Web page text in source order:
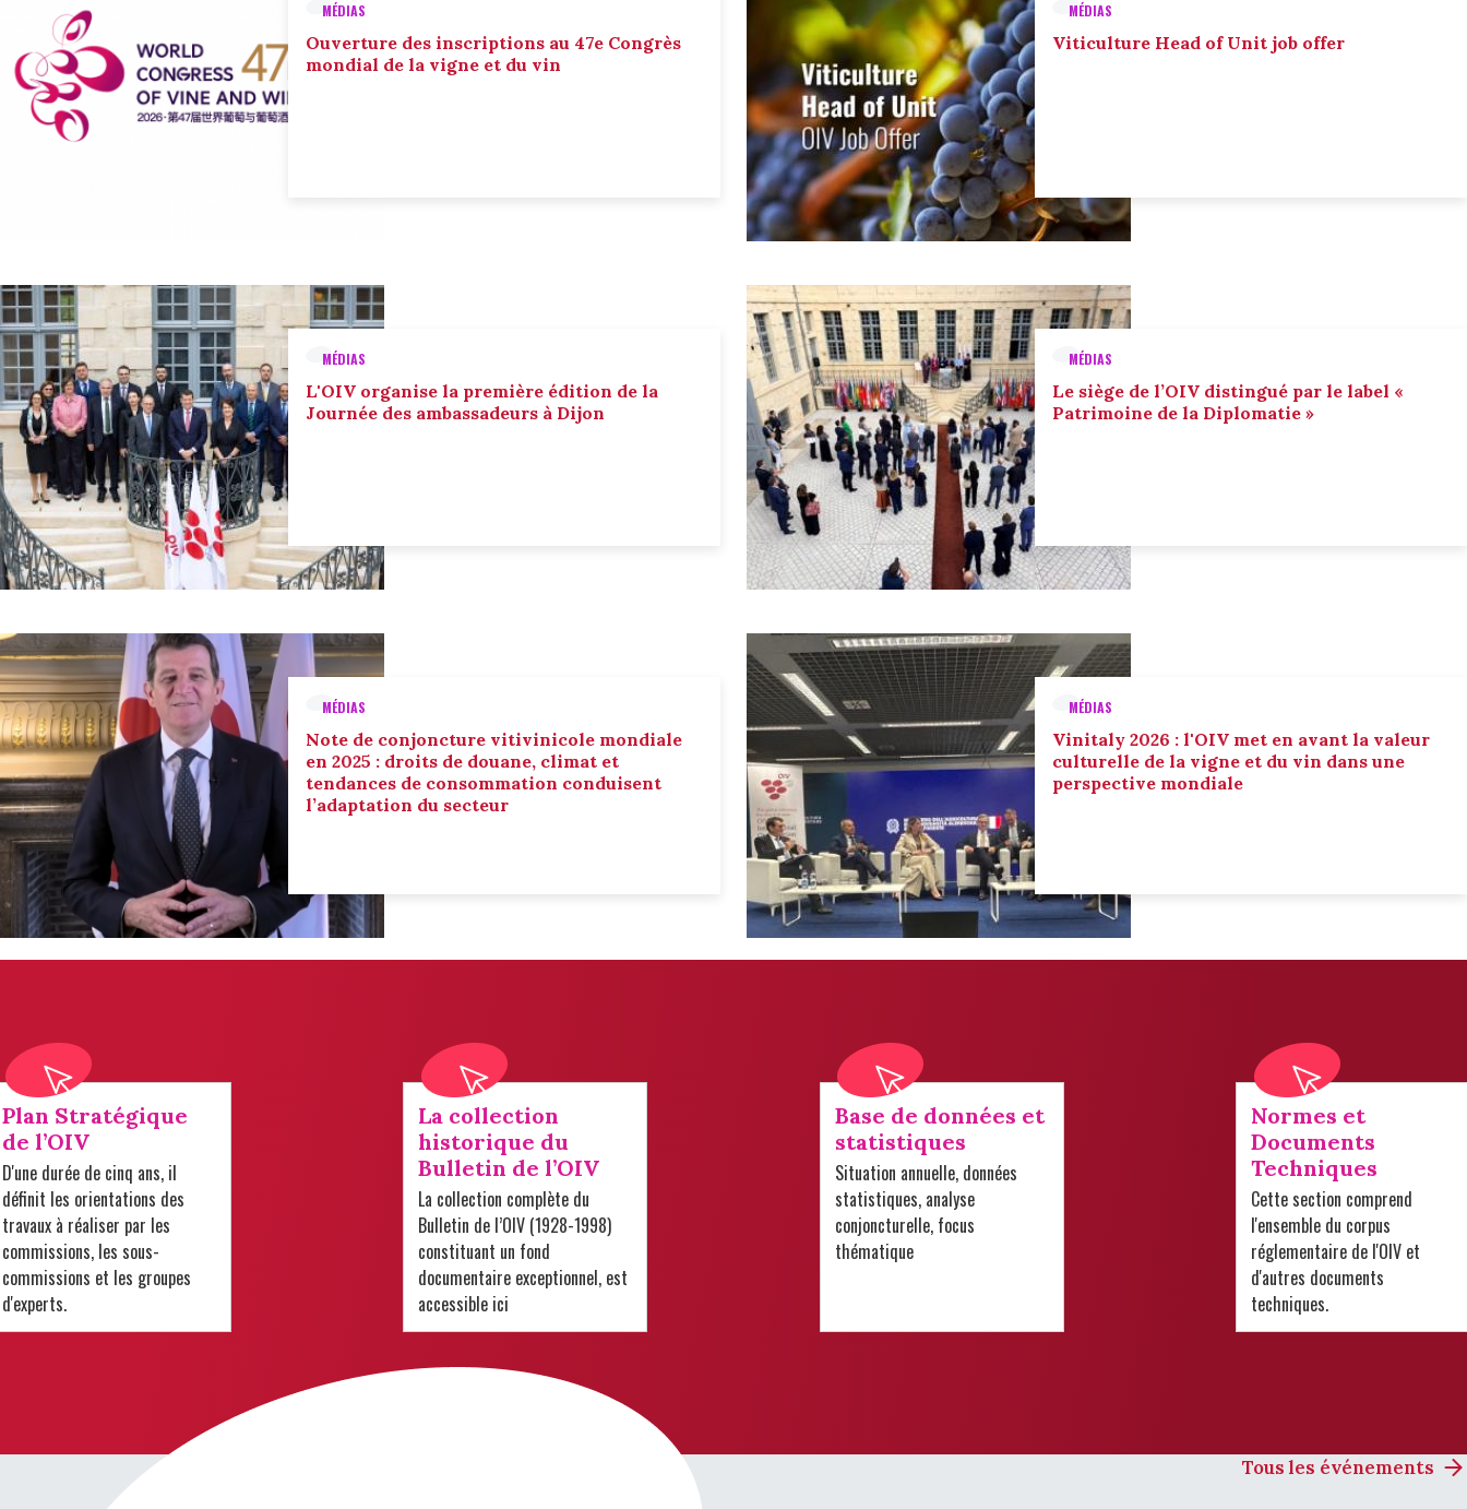
MÉDIAS
Ouverture des inscriptions au 47e Congrès
mondial de la vigne et du vin
MÉDIAS
Viticulture Head of Unit job offer
MÉDIAS
L'OIV organise la première édition de la
Journée des ambassadeurs à Dijon
MÉDIAS
Le siège de l’OIV distingué par le label «
Patrimoine de la Diplomatie »
MÉDIAS
Note de conjoncture vitivinicole mondiale
en 2025 : droits de douane, climat et
tendances de consommation conduisent
l’adaptation du secteur
MÉDIAS
Vinitaly 2026 : l'OIV met en avant la valeur
culturelle de la vigne et du vin dans une
perspective mondiale
Plan Stratégique
de l’OIV
D'une durée de cinq ans, il
définit les orientations des
travaux à réaliser par les
commissions, les sous-
commissions et les groupes
d'experts.
La collection
historique du
Bulletin de l’OIV
La collection complète du
Bulletin de l’OIV (1928-1998)
constituant un fond
documentaire exceptionnel, est
accessible ici
Base de données et
statistiques
Situation annuelle, données
statistiques, analyse
conjoncturelle, focus
thématique
Normes et
Documents
Techniques
Cette section comprend
l'ensemble du corpus
réglementaire de l'OIV et
d'autres documents
techniques.
Tous les événements